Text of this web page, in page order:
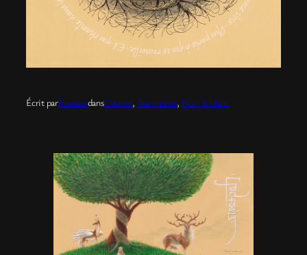
Écrit parRomaindansCouleur, Illustration, Noir & blanc